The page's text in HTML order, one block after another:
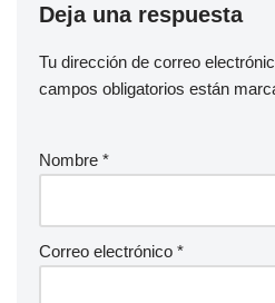
Deja una respuesta
Tu dirección de correo
campos obligatorios están
Nombre *
Correo electrónico *